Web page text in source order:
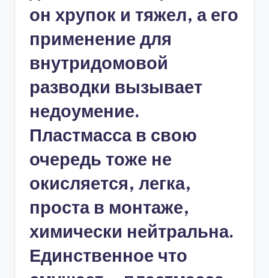
он хрупок и тяжел, а его
применение для
внутридомовой
разводки вызывает
недоумение.
Пластмасса в свою
очередь тоже не
окисляется, легка,
проста в монтаже,
химически нейтральна.
Единственное что